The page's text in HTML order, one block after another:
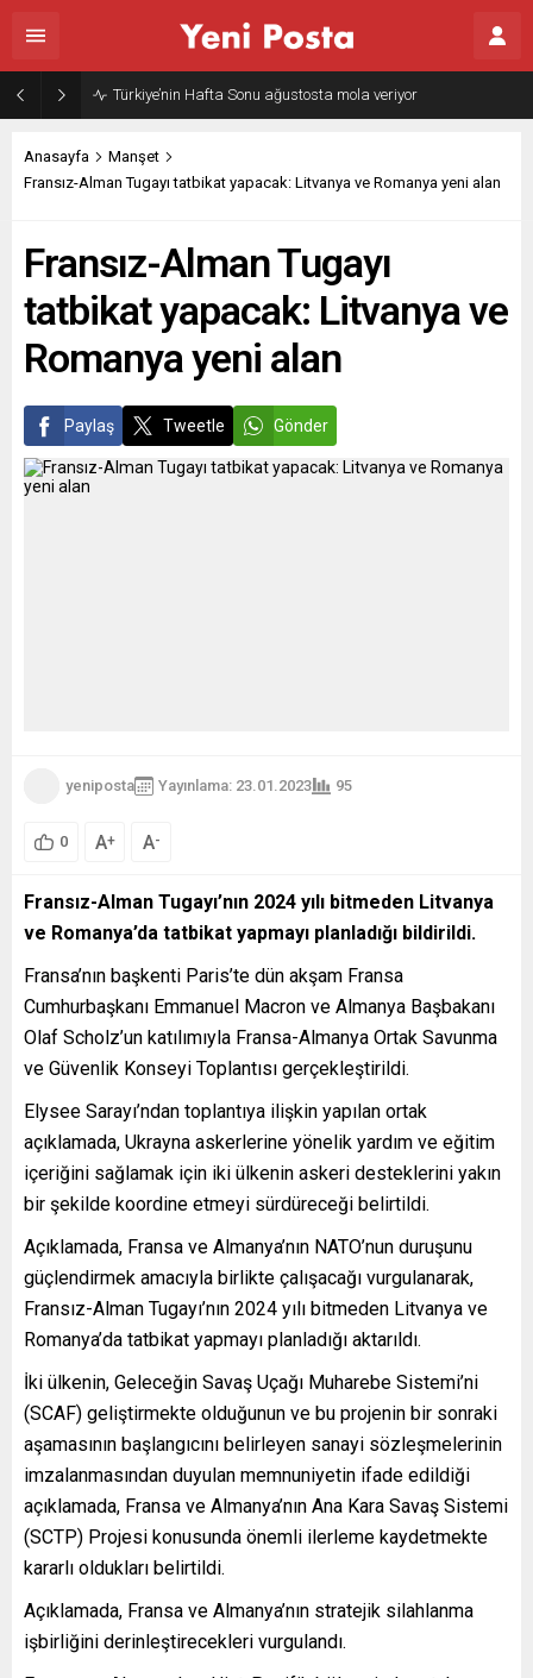
Türkiye’nin Hafta Sonu ağustosta mola veriyor
Anasayfa
Manşet
Fransız-Alman Tugayı tatbikat yapacak: Litvanya ve Romanya yeni alan
Fransız-Alman Tugayı
tatbikat yapacak: Litvanya ve
Romanya yeni alan
Paylaş Tweetle Gönder
yeniposta Yayınlama: 23.01.2023 95
0 A+ A-
Fransız-Alman Tugayı’nın 2024 yılı bitmeden Litvanya
ve Romanya’da tatbikat yapmayı planladığı bildirildi.
Fransa’nın başkenti Paris’te dün akşam Fransa
Cumhurbaşkanı Emmanuel Macron ve Almanya Başbakanı
Olaf Scholz’un katılımıyla Fransa-Almanya Ortak Savunma
ve Güvenlik Konseyi Toplantısı gerçekleştirildi.
Elysee Sarayı’ndan toplantıya ilişkin yapılan ortak
açıklamada, Ukrayna askerlerine yönelik yardım ve eğitim
içeriğini sağlamak için iki ülkenin askeri desteklerini yakın
bir şekilde koordine etmeyi sürdüreceği belirtildi.
Açıklamada, Fransa ve Almanya’nın NATO’nun duruşunu
güçlendirmek amacıyla birlikte çalışacağı vurgulanarak,
Fransız-Alman Tugayı’nın 2024 yılı bitmeden Litvanya ve
Romanya’da tatbikat yapmayı planladığı aktarıldı.
İki ülkenin, Geleceğin Savaş Uçağı Muharebe Sistemi’ni
(SCAF) geliştirmekte olduğunun ve bu projenin bir sonraki
aşamasının başlangıcını belirleyen sanayi sözleşmelerinin
imzalanmasından duyulan memnuniyetin ifade edildiği
açıklamada, Fransa ve Almanya’nın Ana Kara Savaş Sistemi
(SCTP) Projesi konusunda önemli ilerleme kaydetmekte
kararlı oldukları belirtildi.
Açıklamada, Fransa ve Almanya’nın stratejik silahlanma
işbirliğini derinleştirecekleri vurgulandı.